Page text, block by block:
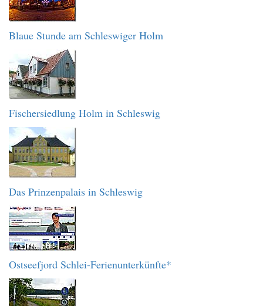
Blaue Stunde am Schleswiger Holm
Fischersiedlung Holm in Schleswig
Das Prinzenpalais in Schleswig
Ostseefjord Schlei-Ferienunterkünfte*